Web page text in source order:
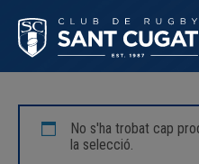
No s'ha trobat cap
la selecció.